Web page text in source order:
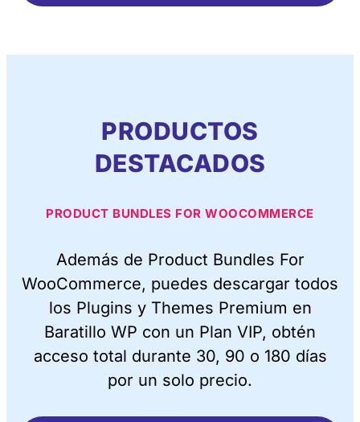
PRODUCTOS
DESTACADOS
PRODUCT BUNDLES FOR WOOCOMMERCE
Además de Product Bundles For
WooCommerce, puedes descargar todos
los Plugins y Themes Premium en
Baratillo WP con un Plan VIP, obtén
acceso total durante 30, 90 o 180 días
por un solo precio.